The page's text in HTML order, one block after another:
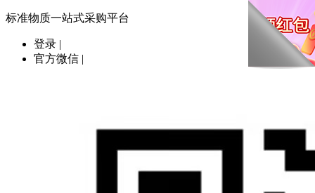
标准物质一站式采购平台
登录 |
官方微信 |